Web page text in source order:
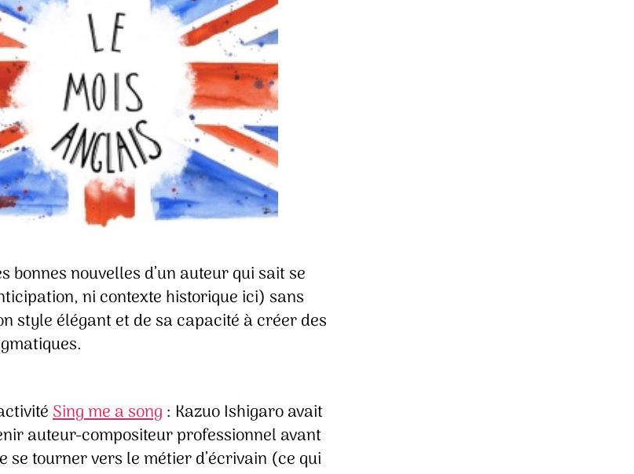
bonnes nouvelles d’un auteur qui sait se
ni contexte historique ici) sans
style élégant et de sa capacité à créer des
Sing me a song : Kazuo Ishigaro avait
auteur-compositeur professionnel avant
se tourner vers le métier d’écrivain (ce qui